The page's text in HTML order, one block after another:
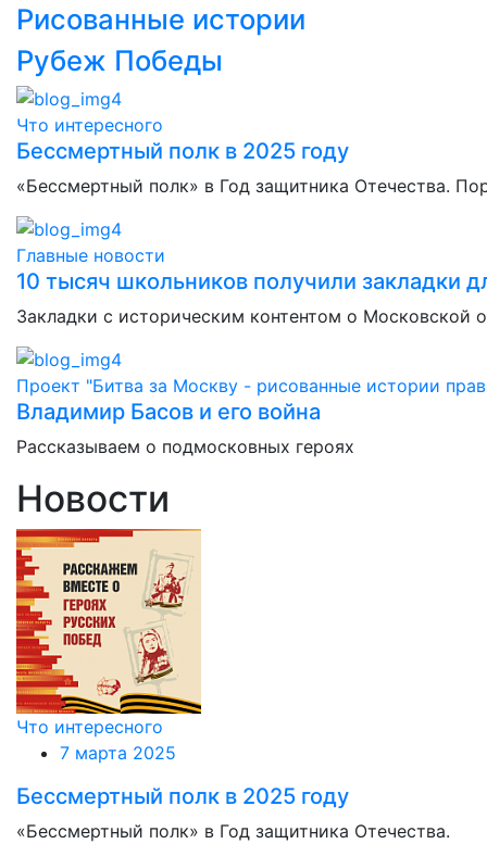
Рисованные истории
Рубеж Победы
Что интересного
Бессмертный полк в 2025 году
«Бессмертный полк» в Год защитника Отечества.
Главные новости
10 тысяч школьников получили закладки
Закладки с историческим контентом о
Проект "Битва за Москву - рисованные истории
Владимир Басов и его война
Рассказываем о подмосковных героях
Новости
Что интересного
7 марта 2025
Бессмертный полк в 2025 году
«Бессмертный полк» в Год защитника Отечества.